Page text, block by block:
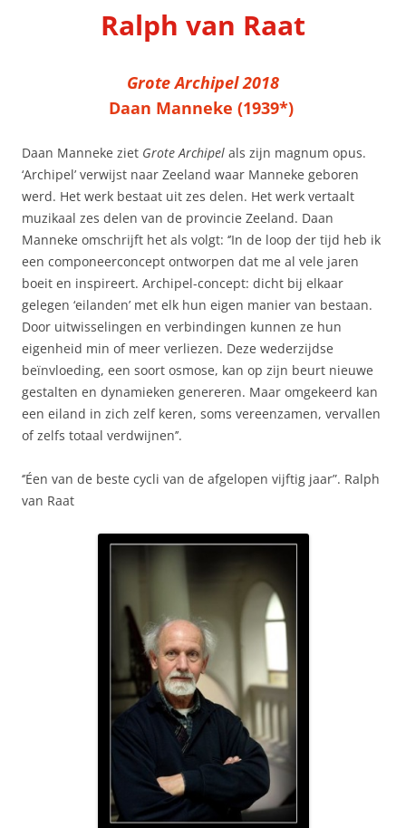
Ralph van Raat
Grote Archipel 2018
Daan Manneke (1939*)
Daan Manneke ziet Grote Archipel als zijn magnum opus.
‘Archipel’ verwijst naar Zeeland waar Manneke geboren
werd. Het werk bestaat uit zes delen. Het werk vertaalt
muzikaal zes delen van de provincie Zeeland. Daan
Manneke omschrijft het als volgt: ‘’In de loop der tijd heb ik
een componeerconcept ontworpen dat me al vele jaren
boeit en inspireert. Archipel-concept: dicht bij elkaar
gelegen ‘eilanden’ met elk hun eigen manier van bestaan.
Door uitwisselingen en verbindingen kunnen ze hun
eigenheid min of meer verliezen. Deze wederzijdse
beïnvloeding, een soort osmose, kan op zijn beurt nieuwe
gestalten en dynamieken genereren. Maar omgekeerd kan
een eiland in zich zelf keren, soms vereenzamen, vervallen
of zelfs totaal verdwijnen’’.
‘’Éen van de beste cycli van de afgelopen vijftig jaar”. Ralph
van Raat